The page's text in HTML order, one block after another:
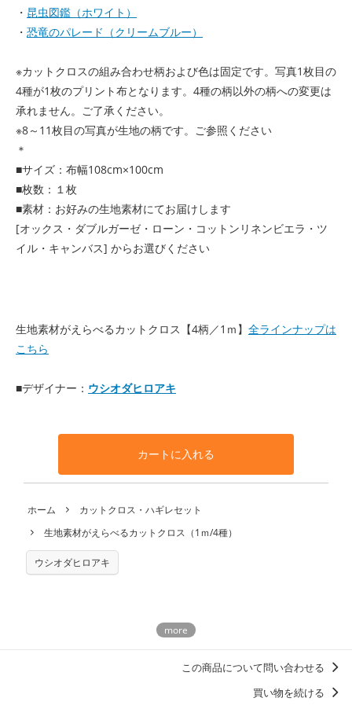
・ 昆虫図鑑（ホワイト）
・ 恐竜のパレード（クリームブルー）
※カットクロスの組み合わせ柄および色は固定です。写真1枚目の
4種が1枚のプリント布となります。4種の柄以外の柄への変更は
承れません。ご了承ください。
※8～11枚目の写真が生地の柄です。ご参照ください
＊
■サイズ：布幅108cm×100cm
■枚数：１枚
■素材：お好みの生地素材にてお届けします
[オックス・ダブルガーゼ・ローン・コットンリネンビエラ・ツ
イル・キャンバス] からお選びください
生地素材がえらべるカットクロス【4柄／1ｍ】 全ラインナップは
こちら
■デザイナー： ウシオダヒロアキ
カートに入れる
ホーム
カットクロス・ハギレセット
生地素材がえらべるカットクロス（1ｍ/4種）
ウシオダヒロアキ
この商品について問い合わせる
買い物を続ける